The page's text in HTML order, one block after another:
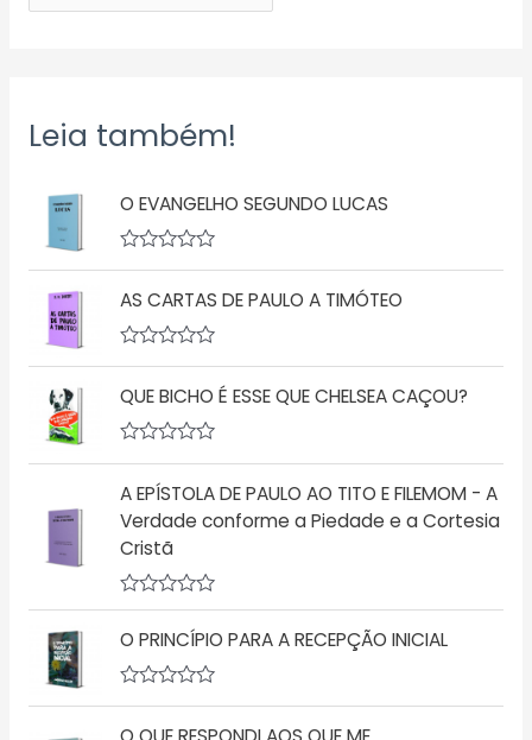
Leia também!
O EVANGELHO SEGUNDO LUCAS
a
i
ç
ã
o
0
d
e
AS CARTAS DE PAULO A TIMÓTEO
A
a
i
ç
ã
o
0
d
e
5
QUE BICHO É ESSE QUE CHELSEA CAÇOU?
a
l
i
a
ã
d
5
A EPÍSTOLA DE PAULO AO TITO E FILEMOM - A
Verdade conforme a Piedade e a Cortesia
Cristã
A
a
i
ã
O PRINCÍPIO PARA A RECEPÇÃO INICIAL